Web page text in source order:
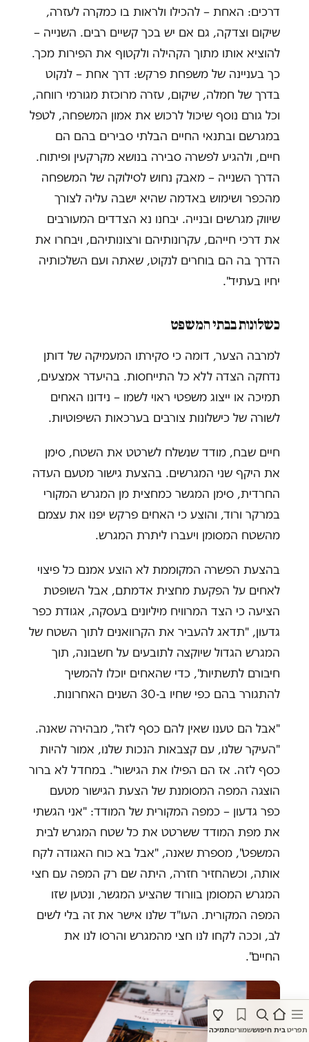
תפריטבית חיפוששמוריםתמיכה
דרכים: האחת – להכילו ולראות בו כמקרה לעזרה,
שיקום וצדקה, גם אם יש בכך קשיים רבים. השנייה –
להוציא אותו מתוך הקהילה ולקטוף את הפירות מכך.
כך בעניינה של משפחת פרקש: דרך אחת – לנקוט
בדרך של חמלה, שיקום, עזרה מרוכזת מגורמי רווחה,
וכל גורם נוסף שיכול לרכוש את אמון המשפחה, לטפל
במגרשם ובתנאי החיים הבלתי סבירים בהם הם
חיים, ולהגיע לפשרה סבירה בנושא מקרקעין ופיתוח.
הדרך השנייה – מאבק נחוש לסילוקה של המשפחה
מהכפר ושימוש באדמה שהיא ישבה עליה לצורך
שיווק מגרשים ובנייה. יבחנו נא הצדדים המעורבים
את דרכי חייהם, עקרונותיהם ורצונותיהם, ויבחרו את
הדרך בה הם בוחרים לנקוט, שאתה ועם השלכותיה
יחיו בעתיד".
כשלונות בבתי המשפט
למרבה הצער, דומה כי סקירתו המעמיקה של דותן
נדחקה הצדה ללא כל התייחסות. בהיעדר אמצעים,
תמיכה או ייצוג משפטי ראוי לשמו – נידונו האחים
לשורה של כישלונות צורבים בערכאות השיפוטיות.
חיים שבח, מודד שנשלח לשרטט את השטח, סימן
את היקף שני המגרשים. בהצעת גישור מטעם העדה
החרדית, סימן המגשר כמחצית מן המגרש המקורי
במרקר ורוד, והוצע כי האחים פרקש יפנו את עצמם
מהשטח המסומן ויעברו ליתרת המגרש.
בהצעת הפשרה המקוממת לא הוצע אמנם כל פיצוי
לאחים על הפקעת מחצית אדמתם, אבל השופטת
הציעה כי הצד המרוויח מיליונים בעסקה, אגודת כפר
גדעון, "תדאג להעביר את הקרוואנים לתוך השטח של
המגרש הגדול שיוקצה לתובעים על חשבונה, תוך
חיבורם לתשתיות", כדי שהאחים יוכלו להמשיך
להתגורר בהם כפי שחיו ב-30 השנים האחרונות.
"אבל הם טענו שאין להם כסף לזה", מבהירה שאנה.
"העיקר שלנו, עם קצבאות הנכות שלנו, אמור להיות
כסף לזה. אז הם הפילו את הגישור". במחדל לא ברור
הוצגה המפה המסומנת של הצעת הגישור מטעם
כפר גדעון – כמפה המקורית של המודד: "אני הגשתי
את מפת המודד ששרטט את כל שטח המגרש לבית
המשפט", מספרת שאנה, "אבל בא כוח האגודה לקח
אותה, וכשהחזיר חזרה, היתה שם רק המפה עם חצי
המגרש המסומן בוורוד שהציע המגשר, ונטען שזו
המפה המקורית. העו"ד שלנו אישר את זה בלי לשים
לב, וככה לקחו לנו חצי מהמגרש והרסו לנו את
החיים".